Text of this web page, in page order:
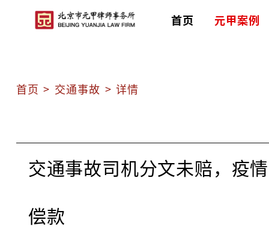
首页 元甲案例
首页 > 交通事故 > 详情
交通事故司机分文未赔，疫
偿款